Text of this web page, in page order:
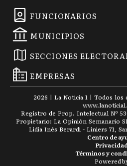
FUNCIONARIOS
MUNICIPIOS
SECCIONES
EMPRESAS
2026 | La Noticia 1 | Todos los
www.
Registro de Prop. Intelectual Nº
Propietario: La Opinión Semanario
Lidia Inés Berardi - Liniers 71,
Términos y
Centro de
Powered